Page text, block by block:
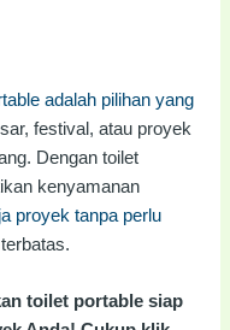
adalah pilihan yang
festival, atau proyek
Dengan toilet
kenyamanan
proyek tanpa perlu
toilet portable siap